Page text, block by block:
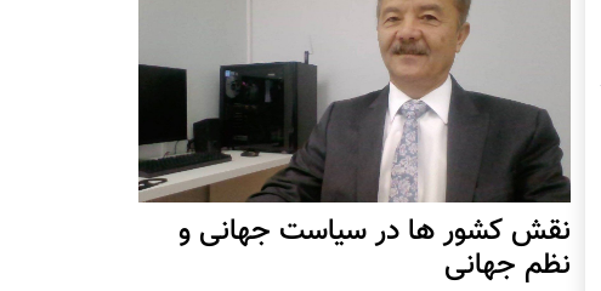
نقش کشور ها در سیاست جهانی و
نظم جهانی